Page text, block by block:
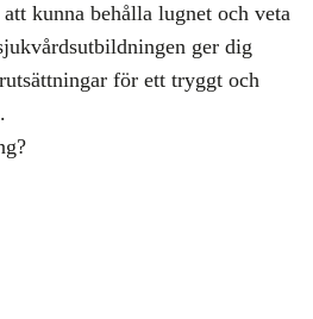
kunna behålla lugnet och veta
ger dig
för ett tryggt och